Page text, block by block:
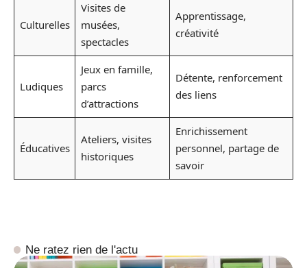
Culturelles
Visites de
musées,
spectacles
Apprentissage,
créativité
Ludiques
Jeux en famille,
parcs
d’attractions
Détente, renforcement
des liens
Éducatives
Ateliers, visites
historiques
Enrichissement
personnel, partage de
savoir
Ne ratez rien de l'actu